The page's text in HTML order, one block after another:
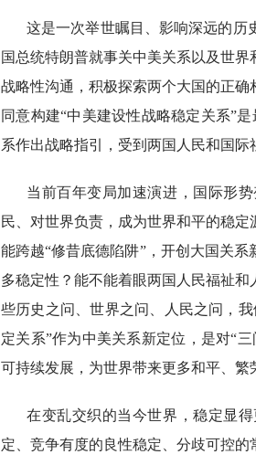
这是一次举世瞩目、影响深远的历
国总统特朗普就事关中美关系以及世界
战略性沟通，积极探索两个大国的正
同意构建“中美建设性战略稳定关系”
系作出战略指引，受到两国人民和国际
当前百年变局加速演进，国际形
民、对世界负责，成为世界和平的稳
能跨越“修昔底德陷阱”，开创大国关
多稳定性？能不能着眼两国人民福祉
些历史之问、世界之问、人民之问，
定关系”作为中美关系新定位，是对“
可持续发展，为世界带来更多和平、繁
在变乱交织的当今世界，稳定显
定、竞争有度的良性稳定、分歧可控